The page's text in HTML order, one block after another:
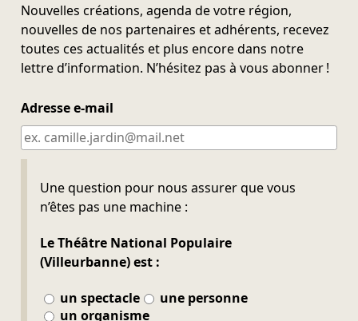
Nouvelles créations, agenda de votre région,
nouvelles de nos partenaires et adhérents, recevez
toutes ces actualités et plus encore dans notre
lettre d’information. N’hésitez pas à vous abonner !
Adresse e-mail
Une question pour nous assurer que vous
n’êtes pas une machine :
Le Théâtre National Populaire
(Villeurbanne) est :
un spectacle
une personne
un organisme
Ne pas remplir